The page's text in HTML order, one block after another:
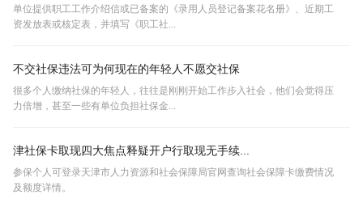
单位提供职工工作介绍信或已备案的《录用人员登记备案花名册》、近期工
资发放表或核定表，并填写《职工社...
不交社保违法可为何现在的年轻人不愿交社保
很多个人缴纳社保的年轻人，往往是刚刚开始工作步入社会，他们会觉得压
力倍增，甚至一些有单位负担社保金...
津社保卡取现四大焦点释疑开户行取现无手续...
参保个人可登录天津市人力资源和社会保障局官网查询社会保障卡缴费情况
及额度详情。